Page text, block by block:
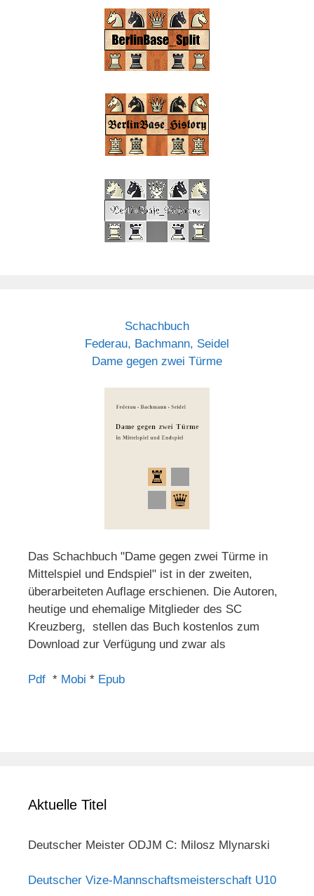
Schachbuch
Federau, Bachmann, Seidel
Dame gegen zwei Türme
Das Schachbuch "Dame gegen zwei Türme in
Mittelspiel und Endspiel" ist in der zweiten,
überarbeiteten Auflage erschienen. Die Autoren,
heutige und ehemalige Mitglieder des SC
Kreuzberg, stellen das Buch kostenlos zum
Download zur Verfügung und zwar als
Pdf * Mobi * Epub
Aktuelle Titel
Deutscher Meister ODJM C: Milosz Mlynarski
Deutscher Vize-Mannschaftsmeisterschaft U10